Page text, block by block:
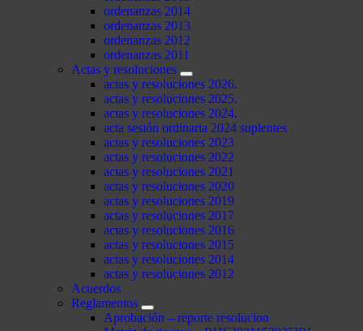
ordenanzas 2014
ordenanzas 2013
ordenanzas 2012
ordenanzas 2011
Actas y resoluciones
actas y resoluciones 2026.
actas y resoluciones 2025.
actas y resoluciones 2024.
acta sesión ordinaria 2024 suplentes
actas y resoluciones 2023
actas y resoluciones 2022
actas y resoluciones 2021
actas y resoluciones 2020
actas y resoluciones 2019
actas y resoluciones 2017
actas y resoluciones 2016
actas y resoluciones 2015
actas y resoluciones 2014
actas y resoluciones 2012
Acuerdos
Reglamentos
Aprobación – reporte resolucion